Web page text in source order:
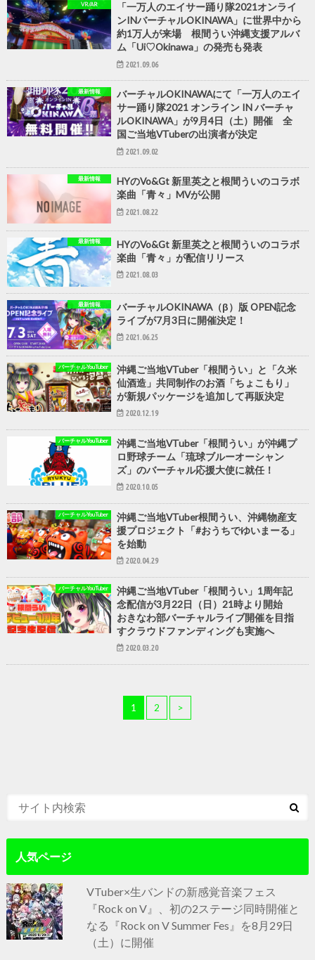
VR/AR
「一万人のエイサー踊り隊2021オンライ
ンINバーチャルOKINAWA」に世界中から
約1万人が来場 根間うい沖縄支援アルバ
ム「Ui♡Okinawa」の発売も発表
2021.09.06
最新情報
バーチャルOKINAWAにて「一万人のエイ
サー踊り隊2021 オンライン IN バーチャ
ルOKINAWA」が9月4日（土）開催 全
国ご当地VTuberの出演者が決定
2021.09.02
最新情報
HYのVo&Gt 新里英之と根間ういのコラボ
楽曲「青々」MVが公開
2021.08.22
最新情報
HYのVo&Gt 新里英之と根間ういのコラボ
楽曲「青々」が配信リリース
2021.08.03
最新情報
バーチャルOKINAWA（β）版 OPEN記念
ライブが7月3日に開催決定！
2021.06.25
バーチャルYouTuber
沖縄ご当地VTuber「根間うい」と「久米
仙酒造」共同制作のお酒「ちょこもり」
が新規パッケージを追加して再販決定
2020.12.19
バーチャルYouTuber
沖縄ご当地VTuber「根間うい」が沖縄プ
ロ野球チーム「琉球ブルーオーシャン
ズ」のバーチャル応援大使に就任！
2020.10.05
バーチャルYouTuber
沖縄ご当地VTuber根間うい、沖縄物産支
援プロジェクト「#おうちでゆいまーる」
を始動
2020.04.29
バーチャルYouTuber
沖縄ご当地VTuber「根間うい」1周年記
念配信が3月22日（日）21時より開始
おきなわ部バーチャルライブ開催を目指
すクラウドファンディングも実施へ
2020.03.20
1 2 >
人気ページ
VTuber×生バンドの新感覚音楽フェス
『Rock on V』、初の2ステージ同時開催と
なる『Rock on V Summer Fes』を8月29日
（土）に開催